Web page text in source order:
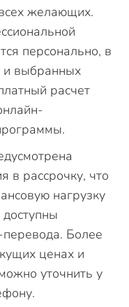
желающих.
персонально, в
и выбранных
расчет
в рассрочку, что
нагрузку
Более
ценах и
уточнить у